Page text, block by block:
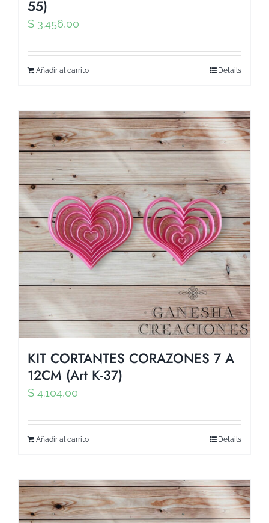
55)
$ 3.456,00
Añadir al carrito Details
KIT CORTANTES CORAZONES 7 A
12CM (Art K-37)
$ 4.104,00
Añadir al carrito Details